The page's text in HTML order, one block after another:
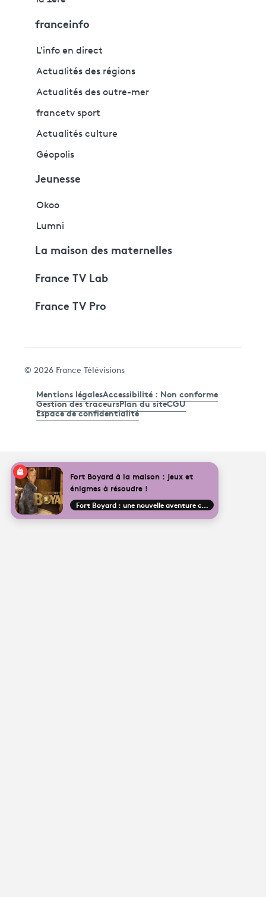
franceinfo
L'info en direct
Actualités des régions
Actualités des outre-mer
francetv sport
Actualités culture
Géopolis
Jeunesse
Okoo
Lumni
La maison des maternelles
France TV Lab
France TV Pro
© 2026 France Télévisions
Mentions légalesAccessibilité : Non conforme
Gestion des traceursPlan du siteCGU
Espace de confidentialité
Fort Boyard à la maison : jeux et
énigmes à résoudre !
Fort Boyard : une nouvelle aventure commence !